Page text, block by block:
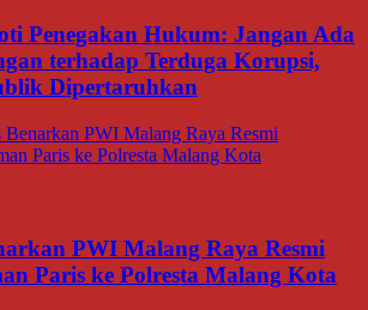
Penegakan Hukum: Jangan Ada
terhadap Terduga Korupsi,
Dipertaruhkan
PWI Malang Raya Resmi
Paris ke Polresta Malang Kota